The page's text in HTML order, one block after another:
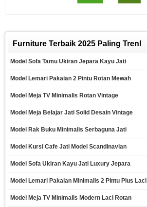
Furniture Terbaik 2025 Paling Tren!
Model Sofa Tamu Ukiran Jepara Kayu Jati
Model Lemari Pakaian 2 Pintu Rotan Mewah
Model Meja TV Minimalis Rotan Vintage
Model Meja Belajar Jati Solid Desain Vintage
Model Rak Buku Minimalis Serbaguna Jati
Model Kursi Cafe Jati Model Scandinavian
Model Sofa Ukiran Kayu Jati Luxury Jepara
Model Lemari Pakaian Minimalis 2 Pintu Plus Laci
Model Meja TV Minimalis Modern Laci Rotan